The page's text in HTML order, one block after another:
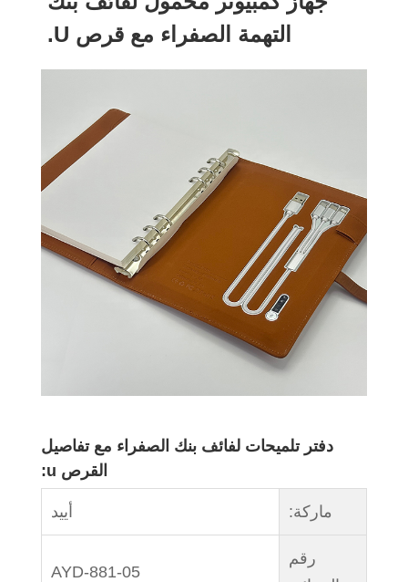
التهمة الصفراء مع قرص U.
دفتر تلميحات لفائف بنك الصفراء مع تفاصيل
القرص u:
ماركة: أييد
رقم
AYD-881-05